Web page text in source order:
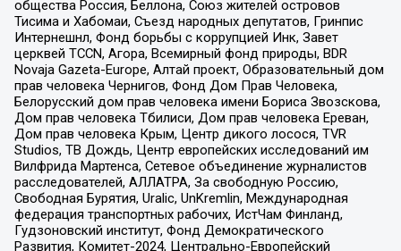
общества Россия, Беллона, Союз жителей островов
Тисима и Хабомаи, Съезд народных депутатов, Гринпис
Интернешнл, Фонд борьбы с коррупцией Инк, Завет
церквей TCCN, Агора, Всемирный фонд природы, BDR
Novaja Gazeta-Europe, Алтай проект, Образовательный дом
прав человека Чернигов, Фонд Дом Прав Человека,
Белорусский дом прав человека имени Бориса Звозскова,
Дом прав человека Тбилиси, Дом прав человека Ереван,
Дом прав человека Крым, Центр дикого лосося, TVR
Studios, ТВ Дождь, Центр европейских исследований им
Вилфрида Мартенса, Сетевое объединение журналистов
расследователей, АЛЛАТРА, За свободную Россию,
Свободная Бурятия, Uralic, UnKremlin, Международная
федерация транспортных рабочих, ИстЧам Финланд,
Гудзоновский институт, Фонд Демократического
Развития, Комитет-2024, Центрально-Европейский